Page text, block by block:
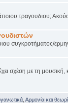
τραγουδιου;
συγκροτήματος/
σχέση με τη μουσική,
Αρμονία και